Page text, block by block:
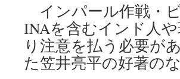
インパール作戦・
INAを含むインド人
り注意を払う必要が
た笠井亮平の好著の